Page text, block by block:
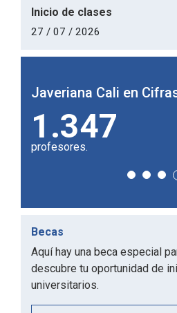
Inicio de clases
27 / 07 / 2026
Javeriana Cali en
51%
egresados inscritos en la
Becas
Aquí hay una beca especial
descubre tu oportunidad de
universitarios.